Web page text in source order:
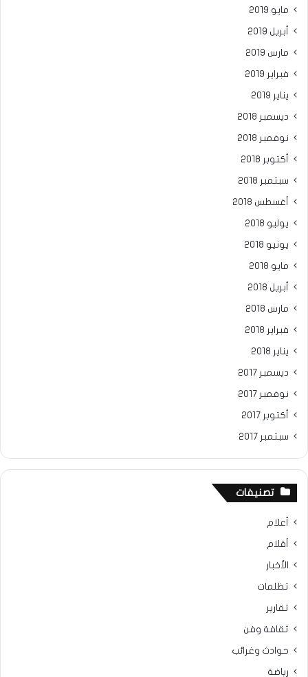
مايو 2019
أبريل 2019
مارس 2019
فبراير 2019
يناير 2019
ديسمبر 2018
نوفمبر 2018
أكتوبر 2018
سبتمبر 2018
أغسطس 2018
يوليو 2018
يونيو 2018
مايو 2018
أبريل 2018
مارس 2018
فبراير 2018
يناير 2018
ديسمبر 2017
نوفمبر 2017
أكتوبر 2017
سبتمبر 2017
تصنيفات
أعلام
أقلام
الأخبار
تظلمات
تقارير
ثقافة وفن
حوادث وغرائب
رياضة